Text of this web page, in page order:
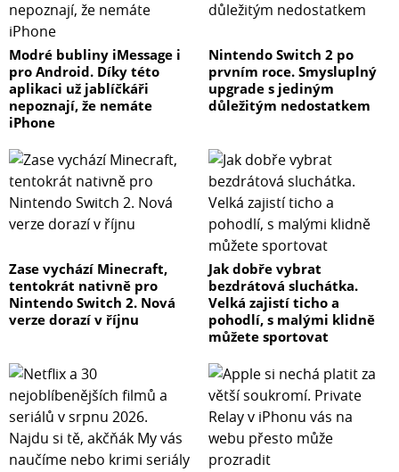
Modré bubliny iMessage i
pro Android. Díky této
aplikaci už jablíčkáři
nepoznají, že nemáte
iPhone
Nintendo Switch 2 po
prvním roce. Smysluplný
upgrade s jediným
důležitým nedostatkem
Zase vychází Minecraft,
tentokrát nativně pro
Nintendo Switch 2. Nová
verze dorazí v říjnu
Jak dobře vybrat
bezdrátová sluchátka.
Velká zajistí ticho a
pohodlí, s malými klidně
můžete sportovat